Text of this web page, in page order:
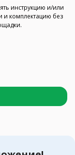
инструкцию и/или
и комплектацию без